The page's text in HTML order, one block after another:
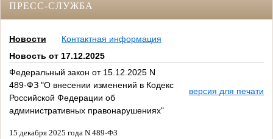
ПРЕСС-СЛУЖБА
Новости
Контактная информация
Новость от 17.12.2025
Федеральный закон от 15.12.2025 N
489-ФЗ "О внесении изменений в Кодекс
Российской Федерации об
административных правонарушениях"
версия для печати
15 декабря 2025 года N 489-ФЗ